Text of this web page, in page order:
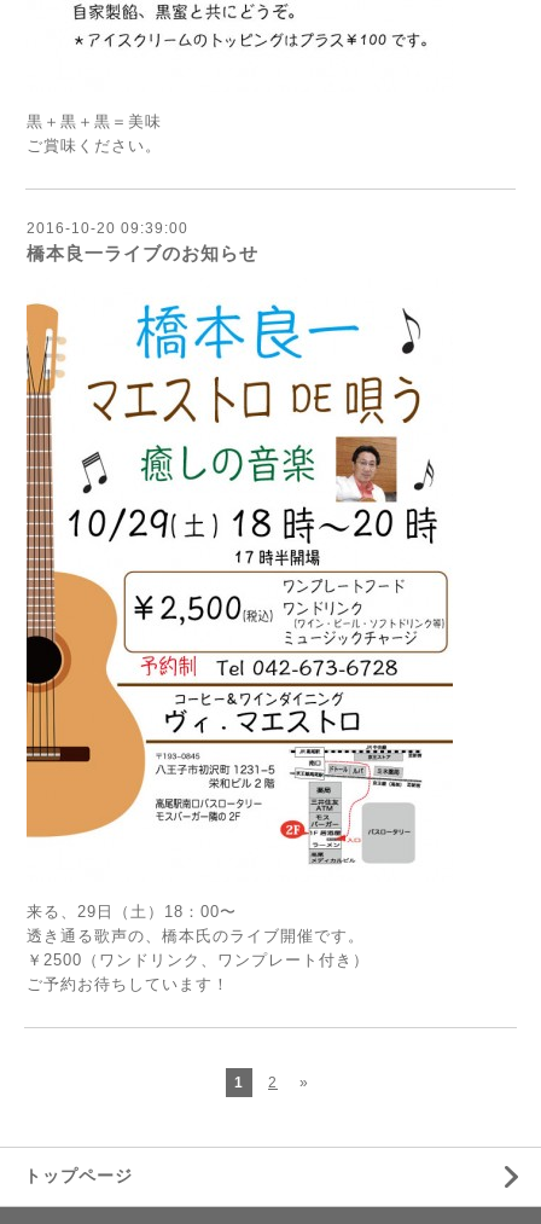
黒＋黒＋黒＝美味
ご賞味ください。
2016-10-20 09:39:00
橋本良一ライブのお知らせ
来る、29日（土）18：00〜
透き通る歌声の、橋本氏のライブ開催です。
￥2500（ワンドリンク、ワンプレート付き）
ご予約お待ちしています！
1 2 »
トップページ